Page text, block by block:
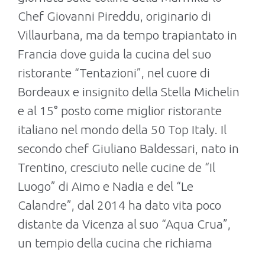
Chef Giovanni Pireddu, originario di
Villaurbana, ma da tempo trapiantato in
Francia dove guida la cucina del suo
ristorante “Tentazioni”, nel cuore di
Bordeaux e insignito della Stella Michelin
e al 15° posto come miglior ristorante
italiano nel mondo della 50 Top Italy. Il
secondo chef Giuliano Baldessari, nato in
Trentino, cresciuto nelle cucine de “Il
Luogo” di Aimo e Nadia e del “Le
Calandre”, dal 2014 ha dato vita poco
distante da Vicenza al suo “Aqua Crua”,
un tempio della cucina che richiama